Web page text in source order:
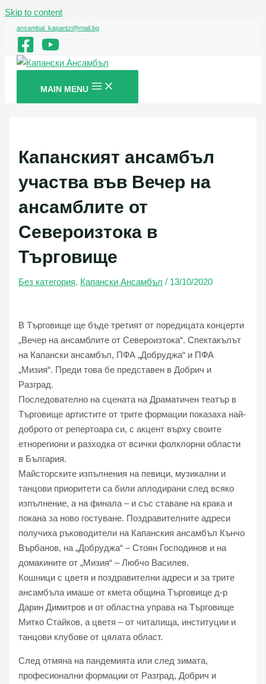
Skip to content
ansambal_kapantzi@mail.bg
MAIN MENU
Капанският ансамбъл
участва във Вечер на
ансамблите от
Североизтока в
Търговище
Без категория, Капански Ансамбъл / 13/10/2020
В Търговище ще бъде третият от поредицата концерти
„Вечер на ансамблите от Североизтока“.Спектакълът
на Капански ансамбъл, ПФА „Добруджа“ и ПФА
„Мизия“. Преди това бе представен в Добрич и
Разград.
Последователно на сцената на Драматичен театър в
Търговище артистите от трите формации показаха най-
доброто от репертоара си, с акцент върху своите
етнорегиони и разходка от всички фолклорни области
в България.
Майсторските изпълнения на певици, музикални и
танцови приоритети са били аплодирани след всяко
изпълнение, а на финала – и със ставане на крака и
покана за ново гостуване. Поздравителните адреси
получиха ръководители на Капанския ансамбъл Кънчо
Върбанов, на „Добруджа“ – Стоян Господинов и на
домакините от „Мизия“ – Любчо Василев.
Кошници с цветя и поздравителни адреси и за трите
ансамбъла имаше от кмета община Търговище д-р
Дарин Димитров и от областна управа на Търговище
Митко Стайков, а цветя – от читалища, институции и
танцови клубове от цялата област.
След отмяна на пандемията или след зимата,
професионални формации от Разград, Добрич и